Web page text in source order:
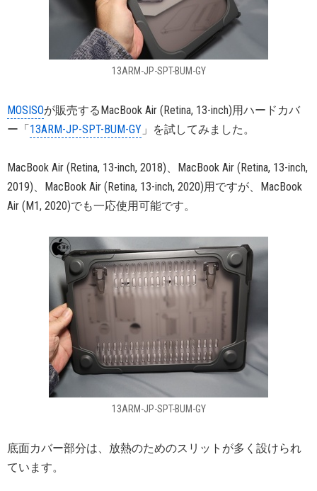
13ARM-JP-SPT-BUM-GY
MOSISOが販売するMacBook Air (Retina, 13-inch)用ハードカバ
ー「13ARM-JP-SPT-BUM-GY 」を試してみました。
MacBook Air (Retina, 13-inch, 2018)、MacBook Air (Retina, 13-inch,
2019)、MacBook Air (Retina, 13-inch, 2020)用ですが、MacBook
Air (M1, 2020)でも一応使用可能です。
13ARM-JP-SPT-BUM-GY
底面カバー部分は、放熱のためのスリットが多く設けられ
ています。